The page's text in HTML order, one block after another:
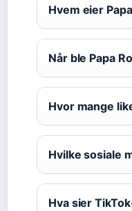
Hvem eier
Når ble Papa
Hvor mange
Hvilke sosiale
Hva sier